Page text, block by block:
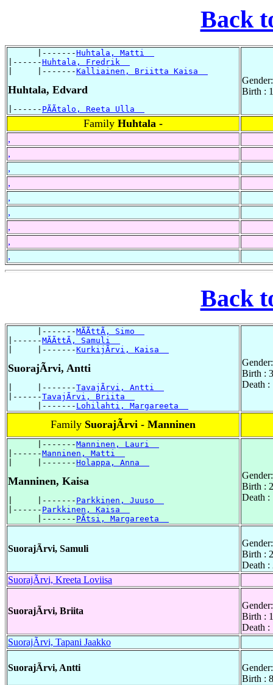
Back
      |-------
Huhtala, Matti
|------Huhtala, Fredrik
|     |-------Kalliainen, Briitta Kaisa
Huhtala, Edvard
|------ PÃÃtalo, Reeta Ulla
Birth :
Family Huhtala -
,
,
,
,
,
,
,
,
,
Back
      |-------
MÃÃttÃ, Simo
|------MÃÃttÃ, Samuli
|     |-------KurkijÃrvi, Kaisa
SuorajÃrvi, Antti
|     |-------TavajÃrvi, Antti
|------TavajÃrvi, Briita
      |-------
Lohilahti, Margareeta
Birth :
Death :
Family SuorajÃrvi - Manninen
      |-------
Manninen, Lauri
|------Manninen, Matti
|     |-------Holappa, Anna
Manninen, Kaisa
|     |------- Parkkinen, Juuso
|------ Parkkinen, Kaisa
      |-------
PÃtsi, Margareeta
Birth :
Death :
SuorajÃrvi, Samuli
Birth :
Death :
SuorajÃrvi, Kreeta Loviisa
SuorajÃrvi, Briita
Birth :
Death :
SuorajÃrvi, Tapani Jaakko
SuorajÃrvi, Antti
Birth :